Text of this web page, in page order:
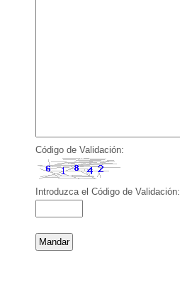
Código de Validación:
Introduzca el Código de Validación: